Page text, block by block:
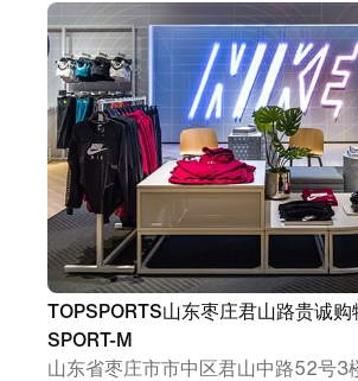
TOPSPORTS山东枣庄君山路贵诚购
SPORT-M
山东省枣庄市市中区君山中路52号3